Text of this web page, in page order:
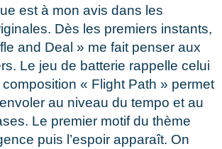
est à mon avis dans les
Dès les premiers instants,
and Deal » me fait penser aux
Le jeu de batterie rappelle celui
composition « Flight Path » permet
au niveau du tempo et au
Le premier motif du thème
puis l’espoir apparaît. On